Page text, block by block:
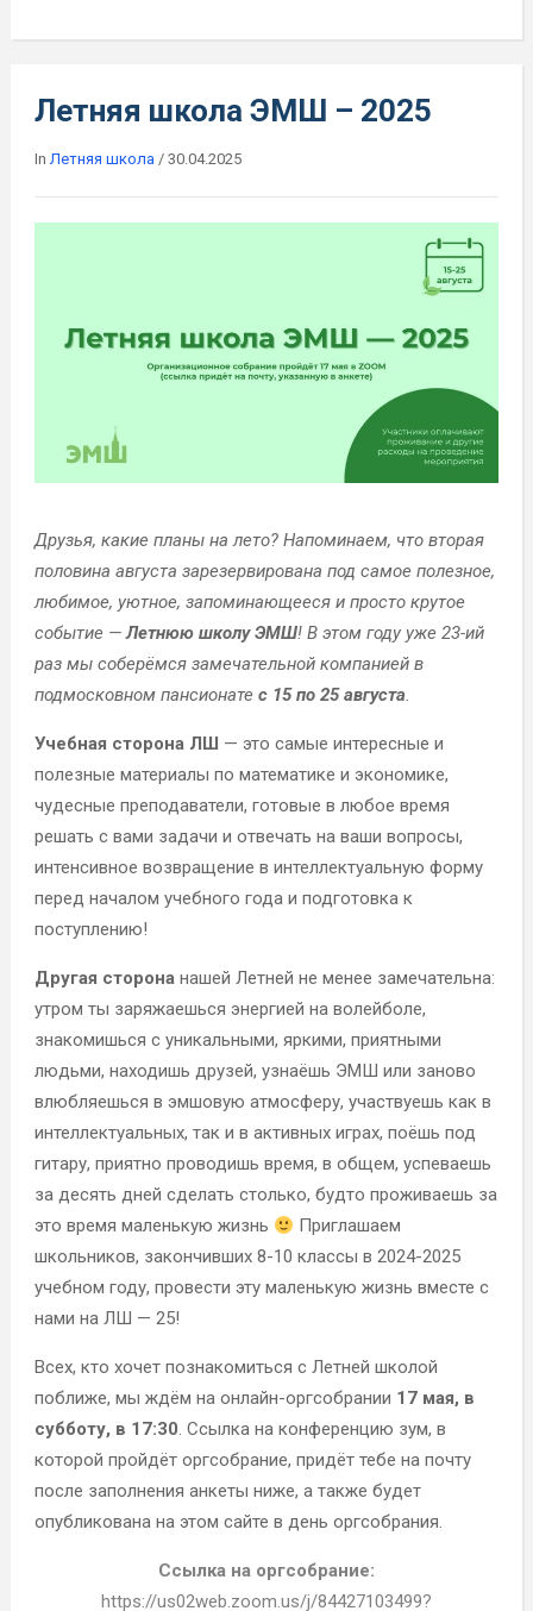
Летняя школа ЭМШ – 2025
InЛетняя школа / 30.04.2025
Друзья, какие планы на лето? Напоминаем, что вторая
половина августа зарезервирована под самое полезное,
любимое, уютное, запоминающееся и просто крутое
событие —Летнюю школу ЭМШ! В этом году уже 23-ий
раз мы соберёмся замечательной компанией в
подмосковном пансионате с 15 по 25 августа.
Учебная сторона ЛШ — это самые интересные и
полезные материалы по математике и экономике,
чудесные преподаватели, готовые в любое время
решать с вами задачи и отвечать на ваши вопросы,
интенсивное возвращение в интеллектуальную форму
перед началом учебного года и подготовка к
поступлению!
Другая сторонанашей Летней не менее замечательна:
утром ты заряжаешься энергией на волейболе,
знакомишься с уникальными, яркими, приятными
людьми, находишь друзей, узнаёшь ЭМШ или заново
влюбляешься в эмшовую атмосферу, участвуешь как в
интеллектуальных, так и в активных играх, поёшь под
гитару, приятно проводишь время, в общем, успеваешь
за десять дней сделать столько, будто проживаешь за
это время маленькую жизнь
Приглашаем
школьников, закончивших 8-10 классы в 2024-2025
учебном году, провести эту маленькую жизнь вместе с
нами на ЛШ — 25!
Всех, кто хочет познакомиться с Летней школой
поближе, мы ждём на онлайн-оргсобрании 17 мая, в
субботу, в 17:30. Ссылка на конференцию зум, в
которой пройдёт оргсобрание, придёт тебе на почту
после заполнения анкеты ниже, а также будет
опубликована на этом сайте в день оргсобрания.
Ссылка на оргсобрание:
https://us02web.zoom.us/j/84427103499?